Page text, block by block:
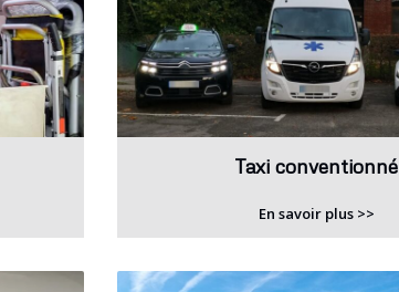
Taxi conventionné
En savoir plus >>